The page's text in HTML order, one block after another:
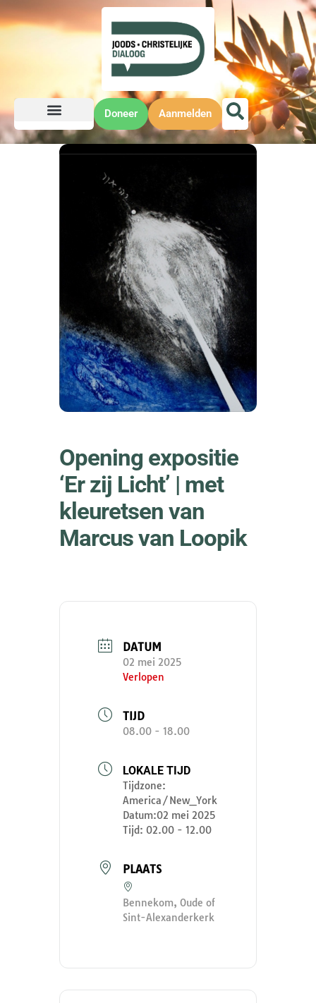
Doneer Aanmelden
Opening expositie
‘Er zij Licht’ | met
kleuretsen van
Marcus van Loopik
DATUM
02 mei 2025
Verlopen
TIJD
08.00 - 18.00
LOKALE TIJD
Tijdzone:
America/New_York
Datum:02 mei 2025
Tijd: 02.00 - 12.00
PLAATS
Bennekom, Oude of
Sint-Alexanderkerk